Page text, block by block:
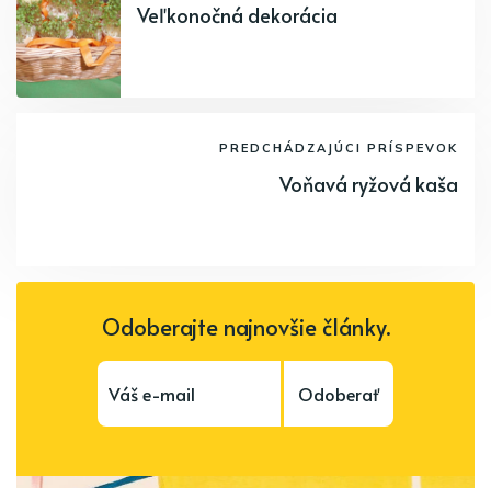
Veľkonočná dekorácia
PREDCHÁDZAJÚCI PRÍSPEVOK
Voňavá ryžová kaša
Odoberajte najnovšie články.
Odoberať